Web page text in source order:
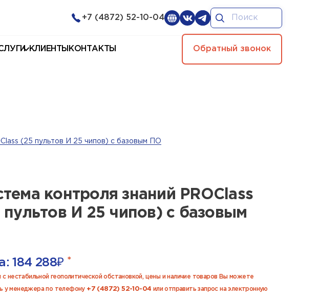
+7 (4872) 52-10-04
КЛИЕНТЫ КОНТАКТЫ Обратный звонок
(25 пультов И 25 чипов) с базовым ПО
контроля знаний PROClass
пультов И 25 чипов) с базовым
184 288₽ *
с нестабильной геополитической обстановкой, цены и наличие товаров Вы можете
у менеджера по телефону +7 (4872) 52-10-04 или отправить запрос на электронную